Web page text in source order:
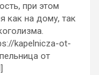
при этом
как на дому, так
kapelnicza-ot-
от